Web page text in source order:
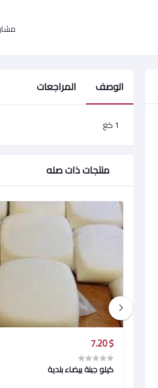
الوصف المراجعات
1 كغ
منتجات ذات صله
$ 7.20
كيلو جبنة بيضاء بلدية